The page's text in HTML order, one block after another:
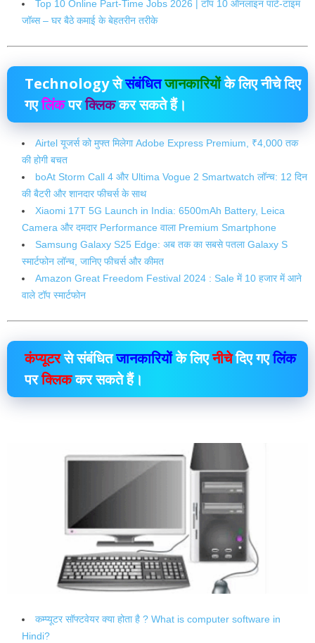
Top 10 Online Part-Time Jobs 2026 | टॉप 10 ऑनलाइन पार्ट-टाइम
जॉब्स – घर बैठे कमाई के बेहतरीन तरीके
Technologyसेसंबंधितजानकारियोंके लिए नीचे दिए
गएलिंकपरक्लिककर सकते हैं।
Airtel यूजर्स को मुफ्त मिलेगा Adobe Express Premium, ₹4,000 तक
की होगी बचत
boAt Storm Call 4 और Ultima Vogue 2 Smartwatch लॉन्च: 12 दिन
की बैटरी और शानदार फीचर्स के साथ
Xiaomi 17T 5G Launch in India: 6500mAh Battery, Leica
Camera और दमदार Performance वाला Premium Smartphone
Samsung Galaxy S25 Edge: अब तक का सबसे पतला Galaxy S
स्मार्टफोन लॉन्च, जानिए फीचर्स और कीमत
Amazon Great Freedom Festival 2024 : Sale में 10 हजार में आने
वाले टॉप स्मार्टफोन
कंप्यूटरसे संबंधितजानकारियोंके लिएनीचेदिए गएलिंक
परक्लिककर सकते हैं।
कम्प्यूटर सॉफ्टवेयर क्या होता है ? What is computer software in
Hindi?